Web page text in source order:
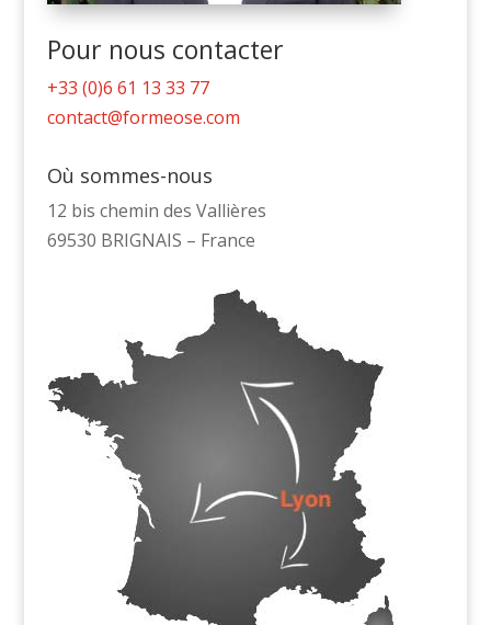
Pour nous contacter
+33 (0)6 61 13 33 77
contact@formeose.com
Où sommes-nous
12 bis chemin des Vallières
69530 BRIGNAIS – France